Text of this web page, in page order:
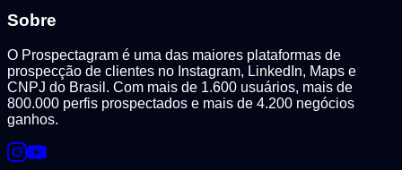
Sobre
O Prospectagram é uma das maiores plataformas de
prospecção de clientes no Instagram, LinkedIn, Maps e
CNPJ do Brasil. Com mais de 1.600 usuários, mais de
800.000 perfis prospectados e mais de 4.200 negócios
ganhos.